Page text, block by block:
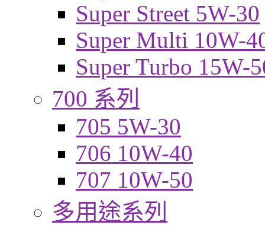
Super Street 5W-30
Super Multi 10W-
Super Turbo 15W-
700 系列
705 5W-30
706 10W-40
707 10W-50
多用途系列